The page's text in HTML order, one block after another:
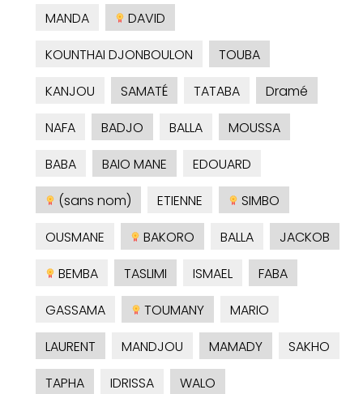
MANDA
DAVID
KOUNTHAI DJONBOULON
TOUBA
KANJOU
SAMATÉ TATABA
Dramé
NAFA
BADJO BALLA
MOUSSA
BABA
BAIO MANE
EDOUARD
(sans nom)
ETIENNE
SIMBO
OUSMANE
BAKORO BALLA
JACKOB
BEMBA
TASLIMI ISMAEL
FABA
GASSAMA
TOUMANY
MARIO
LAURENT
MANDJOU MAMADY
SAKHO
TAPHA
IDRISSA
WALO